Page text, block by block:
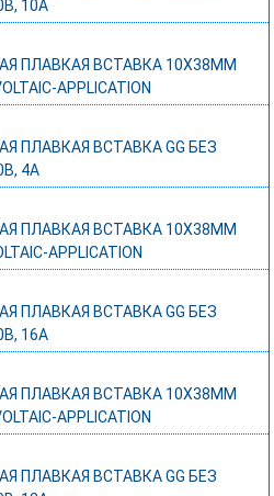
10А
ПЛАВКАЯ ВСТАВКА 10X38MM
APPLICATION
ПЛАВКАЯ ВСТАВКА GG БЕЗ
4А
ПЛАВКАЯ ВСТАВКА 10X38MM
APPLICATION
ПЛАВКАЯ ВСТАВКА GG БЕЗ
16А
ПЛАВКАЯ ВСТАВКА 10X38MM
APPLICATION
ПЛАВКАЯ ВСТАВКА GG БЕЗ